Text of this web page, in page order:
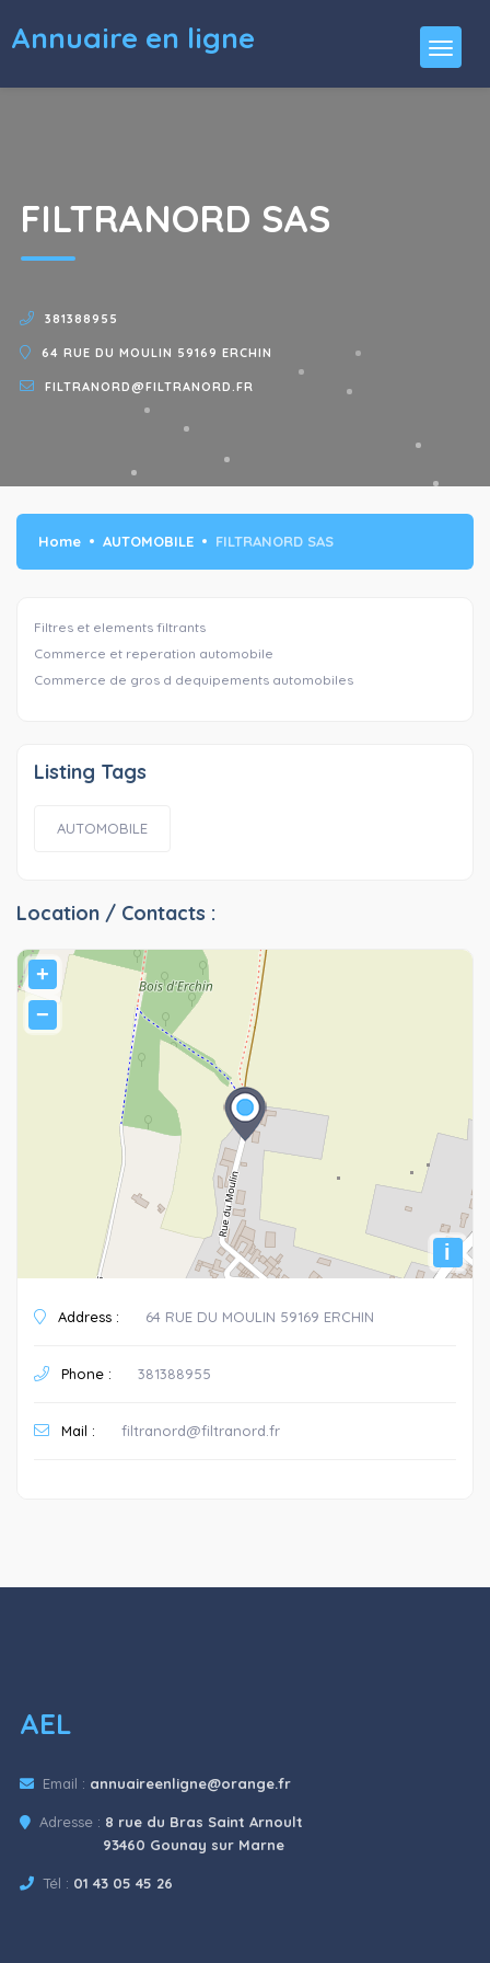
Annuaire en ligne
FILTRANORD SAS
381388955
64 RUE DU MOULIN 59169 ERCHIN
FILTRANORD@FILTRANORD.FR
Home AUTOMOBILE FILTRANORD SAS
Filtres et elements filtrants
Commerce et reperation automobile
Commerce de gros d dequipements automobiles
Listing Tags
AUTOMOBILE
Location / Contacts :
+
−
i
Address : 64 RUE DU MOULIN 59169 ERCHIN
Phone : 381388955
Mail : filtranord@filtranord.fr
AEL
Email : annuaireenligne@orange.fr
Adresse : 8 rue du Bras Saint Arnoult
93460 Gounay sur Marne
Tél : 01 43 05 45 26